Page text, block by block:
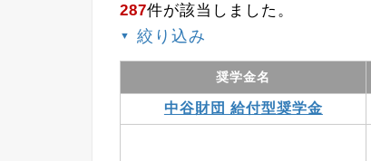
287件が該当しました。
▼ 絞り込み
奨学金名
中谷財団 給付型奨学金